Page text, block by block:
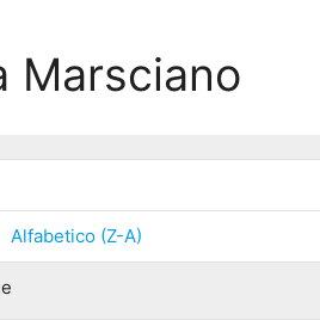
Marsciano
Alfabetico (Z-A)